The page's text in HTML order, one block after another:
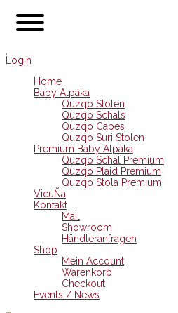
Login
Home
Baby Alpaka
Quzqo Stolen
Quzqo Schals
Quzqo Capes
Quzqo Suri Stolen
Premium Baby Alpaka
Quzqo Schal Premium
Quzqo Plaid Premium
Quzqo Stola Premium
VicuÑa
Kontakt
Mail
Showroom
Händleranfragen
Shop
Mein Account
Warenkorb
Checkout
Events / News